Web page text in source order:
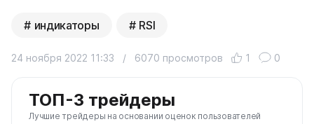
индикаторы RSI
24 ноября 2022 11:33 / 6070 просмотров 1 0
ТОП-3 трейдеры
Лучшие трейдеры на основании оценок пользователей